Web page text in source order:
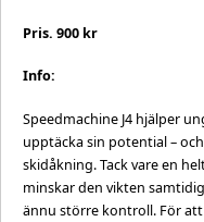
Pris. 900 kr
Info:
Speedmachine J4 hjälper
upptäcka sin potential –
skidåkning. Tack vare en
minskar den vikten
ännu större kontroll. För